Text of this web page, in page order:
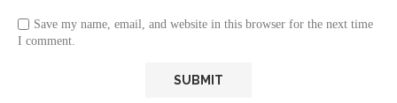
Save my name, email, and website in this browser for the next time
I comment.